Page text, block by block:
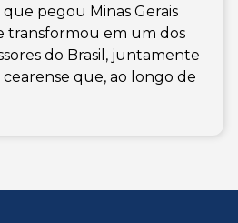
pegou Minas Gerais
transformou em um dos
do Brasil, juntamente
que, ao longo de